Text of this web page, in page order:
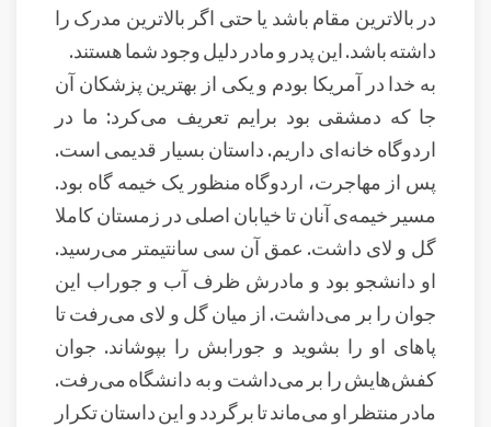
در بالاترین مقام باشد یا حتی اگر بالاترین مدرک را
داشته باشد. این پدر و مادر دلیل وجود شما هستند.
به خدا در آمریکا بودم و یکی از بهترین پزشکان آن
جا که دمشقی بود برایم تعریف می‌کرد: ما در
اردوگاه خانه‌ای داریم. داستان بسیار قدیمی است.
پس از مهاجرت، اردوگاه منظور یک خیمه گاه بود.
مسیر خیمه‌ی آنان تا خیابان اصلی در زمستان کاملا
گل و لای داشت. عمق آن سی سانتیمتر می‌رسید.
او دانشجو بود و مادرش ظرف آب و جوراب این
جوان را بر می‌داشت. از میان گل و لای می‌رفت تا
پاهای او را بشوید و جورابش را بپوشاند. جوان
کفش‌هایش را بر می‌داشت و به دانشگاه می‌رفت.
مادر منتظر او می‌ماند تا برگردد و این داستان تکرار